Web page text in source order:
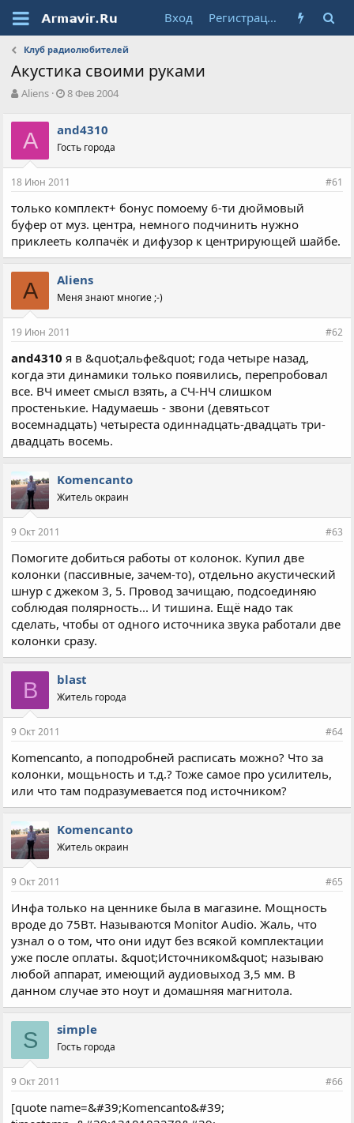
Вход Регистрация
Клуб радиолюбителей
Акустика своими руками
А
т
р
т
е
ы
Aliens
Д
а
н
ч
л
а
8 Фев 2004
A and4310
Гость города
18 Июн 2011 #61
только комплект+ бонус помоему 6-ти дюймовый
буфер от муз. центра, немного подчинить нужно
приклееть колпачёк и дифузор к центрирующей шайбе.
A Aliens
Меня знают многие ;-)
19 Июн 2011 #62
and4310 я в &quot;альфе&quot; года четыре назад,
когда эти динамики только появились, перепробовал
все. ВЧ имеет смысл взять, а СЧ-НЧ слишком
простенькие. Надумаешь - звони (девятьсот
восемнадцать) четыреста одиннадцать-двадцать три-
двадцать восемь.
Komencanto
Житель окраин
9 Окт 2011 #63
Помогите добиться работы от колонок. Купил две
колонки (пассивные, зачем-то), отдельно акустический
шнур с джеком 3, 5. Провод зачищаю, подсоединяю
соблюдая полярность... И тишина. Ещё надо так
сделать, чтобы от одного источника звука работали две
колонки сразу.
B blast
Житель города
9 Окт 2011 #64
Komencanto, а поподробней расписать можно? Что за
колонки, мощьность и т.д.? Тоже самое про усилитель,
или что там подразумевается под источником?
Komencanto
Житель окраин
9 Окт 2011 #65
Инфа только на ценнике была в магазине. Мощность
вроде до 75Вт. Называются Monitor Audio. Жаль, что
узнал о о том, что они идут без всякой комплектации
уже после оплаты. &quot;Источником&quot; называю
любой аппарат, имеющий аудиовыход 3,5 мм. В
данном случае это ноут и домашняя магнитола.
S simple
Гость города
9 Окт 2011 #66
[quote name=&#39;Komencanto&#39;